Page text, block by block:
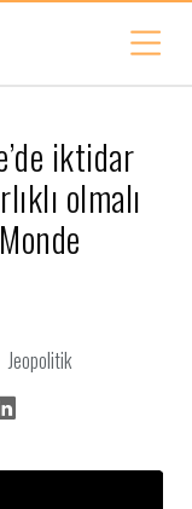
iktidar
olmalı
Jeopolitik